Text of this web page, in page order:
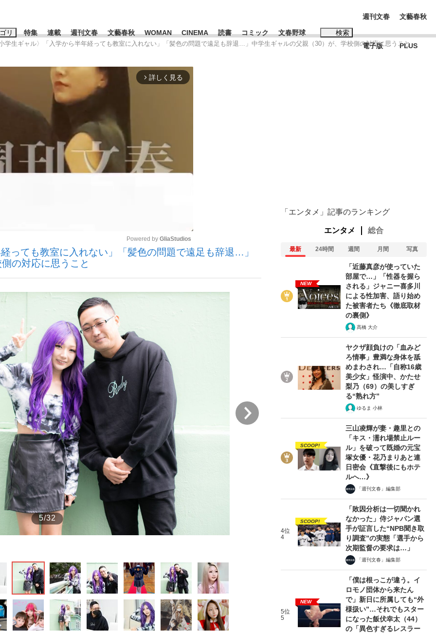
リ
選手が証言した“NPB聞... 「クマが悪者扱いされているのが悲しい」『北の国から』倉本聰氏（91...
カー日本代表・森保一監督...
もっと見る
特集
いまさら聞けない資産運用のすべて
連載 週刊文春 文藝春秋 WOMAN CINEMA 読書 コミック 文春野球 検索
ワードタグ一覧
#高市早苗 #森岡毅
週刊文春
電子版
文藝春秋
PLUS
学生ギャル〉「入学から半年経っても教室に入れない」「髪色の問題で遠足も辞退…」中学生ギャルの父親（30）が、学校側の対応に思うこと
arrow_forward_ios 詳しく見る
Powered by GliaStudios
っても教室に入れない」「髪色の問題で遠足も辞退…」
の対応に思うこと
5/32
「エンタメ」記事のランキング
エンタメ 総合
最新 24時間 週間 月間 写真
NEW
「近藤真彦が使っていた
部屋で…」「性器を握ら
される」ジャニー喜多川
による性加害、語り始め
た被害者たち《徹底取材
の裏側》
髙橋 大介
ヤクザ顔負けの「血みど
ろ情事」豊満な身体を舐
めまわされ…「自称16歳
美少女」怪演中、かたせ
梨乃（69）の美しすぎ
る“熟れ方”
ゆるま 小林
SCOOP!
三山凌輝が妻・趣里との
「キス・濡れ場禁止ルー
ル」を破って既婚の元宝
塚女優・花乃まりあと連
日密会《直撃後にもホテ
ルへ…》
「週刊文春」編集部
4位
4
SCOOP!
「敗因分析は一切聞かれ
なかった」侍ジャパン選
手が証言した“NPB聞き取
り調査”の実態「選手から
次期監督の要求は…」
「週刊文春」編集部
5位
5
NEW
「僕は根っこが違う。イ
ロモノ団体から来たん
で」新日に所属しても“外
様扱い”…それでもスター
になった飯伏幸太（44）
の「異色すぎるレスラー